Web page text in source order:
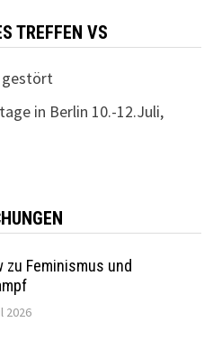
TREFFEN VS
gestört
in Berlin 10.-12.Juli,
zu Feminismus und
2026